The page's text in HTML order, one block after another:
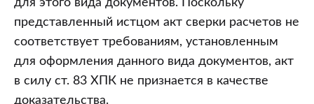
для этого вида документов. Поскольку
представленный истцом акт сверки расчетов не
соответствует требованиям, установленным
для оформления данного вида документов, акт
в силу ст. 83 ХПК не признается в качестве
доказательства.